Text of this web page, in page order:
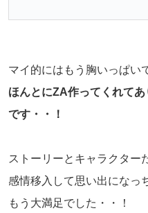
マイ的にはもう胸いっぱい
ほんとにZA作ってくれて
です・・！
ストーリーとキャラクター
感情移入して思い出になっ
もう大満足でした・・！